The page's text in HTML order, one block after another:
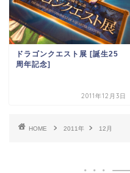
ドラゴンクエスト展 [誕生25
周年記念]
2011年12月3日
HOME 2011年 12月